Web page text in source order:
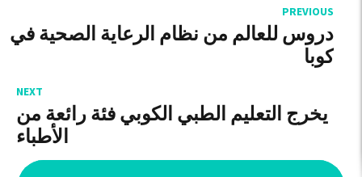
PREVIOUS
دروس للعالم من نظام الرعاية الصحية في
كوبا
NEXT
يخرج التعليم الطبي الكوبي فئة رائعة من
الأطباء